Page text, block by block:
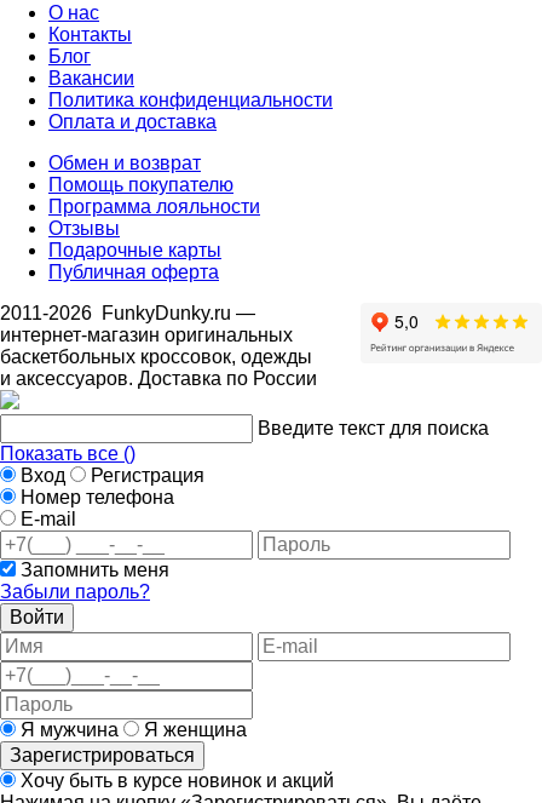
О нас
Контакты
Блог
Вакансии
Политика конфиденциальности
Оплата и доставка
Обмен и возврат
Помощь покупателю
Программа лояльности
Отзывы
Подарочные карты
Публичная оферта
2011-2026 FunkyDunky.ru —
интернет-магазин оригинальных
баскетбольных кроссовок, одежды
и аксессуаров. Доставка по России
Введите текст для поиска
Показать все ()
Вход
Регистрация
Номер телефона
E-mail
Запомнить меня
Забыли пароль?
Войти
Я мужчина
Я женщина
Зарегистрироваться
Хочу быть в курсе новинок и акций